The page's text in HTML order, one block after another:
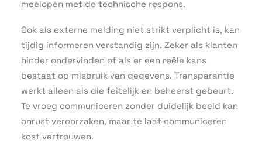
meelopen met de technische respons.
Ook als externe melding niet strikt verplicht is, kan
tijdig informeren verstandig zijn. Zeker als klanten
hinder ondervinden of als er een reële kans
bestaat op misbruik van gegevens. Transparantie
werkt alleen als die feitelijk en beheerst gebeurt.
Te vroeg communiceren zonder duidelijk beeld kan
onrust veroorzaken, maar te laat communiceren
kost vertrouwen.